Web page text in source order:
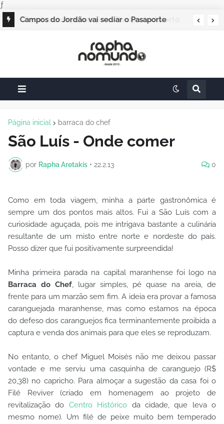
ƒ
Campos do Jordão vai sediar o Pasaporte
Página inicial barraca do chef
São Luís - Onde comer
por Rapha Aretakis • 22.2.13 0
Como em toda viagem, minha a parte gastronômica é
sempre um dos pontos mais altos. Fui a São Luís com a
curiosidade aguçada, pois me intrigava bastante a culinária
resultante de um misto entre norte e nordeste do país.
Posso dizer que fui positivamente surpreendida!
Minha primeira parada na capital maranhense foi logo na
Barraca do Chef, lugar simples, pé quase na areia, de
frente para um marzão sem fim. A ideia era provar a famosa
caranguejada maranhense, mas como estamos na época
do defeso dos caranguejos fica terminantemente proibida a
captura e venda dos animais para que eles se reproduzam.
No entanto, o chef Miguel Moisés não me deixou passar
vontade e me serviu uma casquinha de caranguejo (R$
20,38) no capricho. Para almoçar a sugestão da casa foi o
Filé Reviver (criado em homenagem ao projeto de
revitalização do Centro Histórico da cidade, que leva o
mesmo nome). Um filé de peixe muito bem temperado